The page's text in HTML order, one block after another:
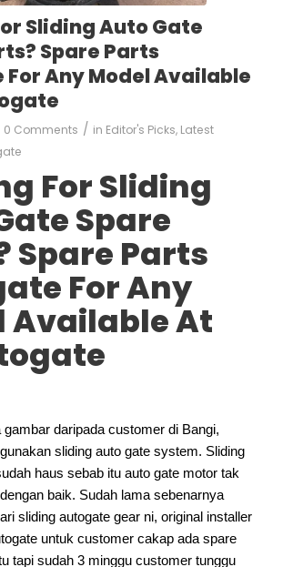
Sliding Auto Gate
Spare Parts
Any Model Available
0 Comments / in Editor's Picks, Latest
For Sliding
Spare
Spare Parts
For Any
Available At
daripada customer di Bangi,
sliding auto gate system. Sliding
haus sebab itu auto gate motor tak
baik. Sudah lama sebenarnya
sliding autogate gear ni, original installer
untuk customer cakap ada spare
tapi sudah 3 minggu customer tunggu